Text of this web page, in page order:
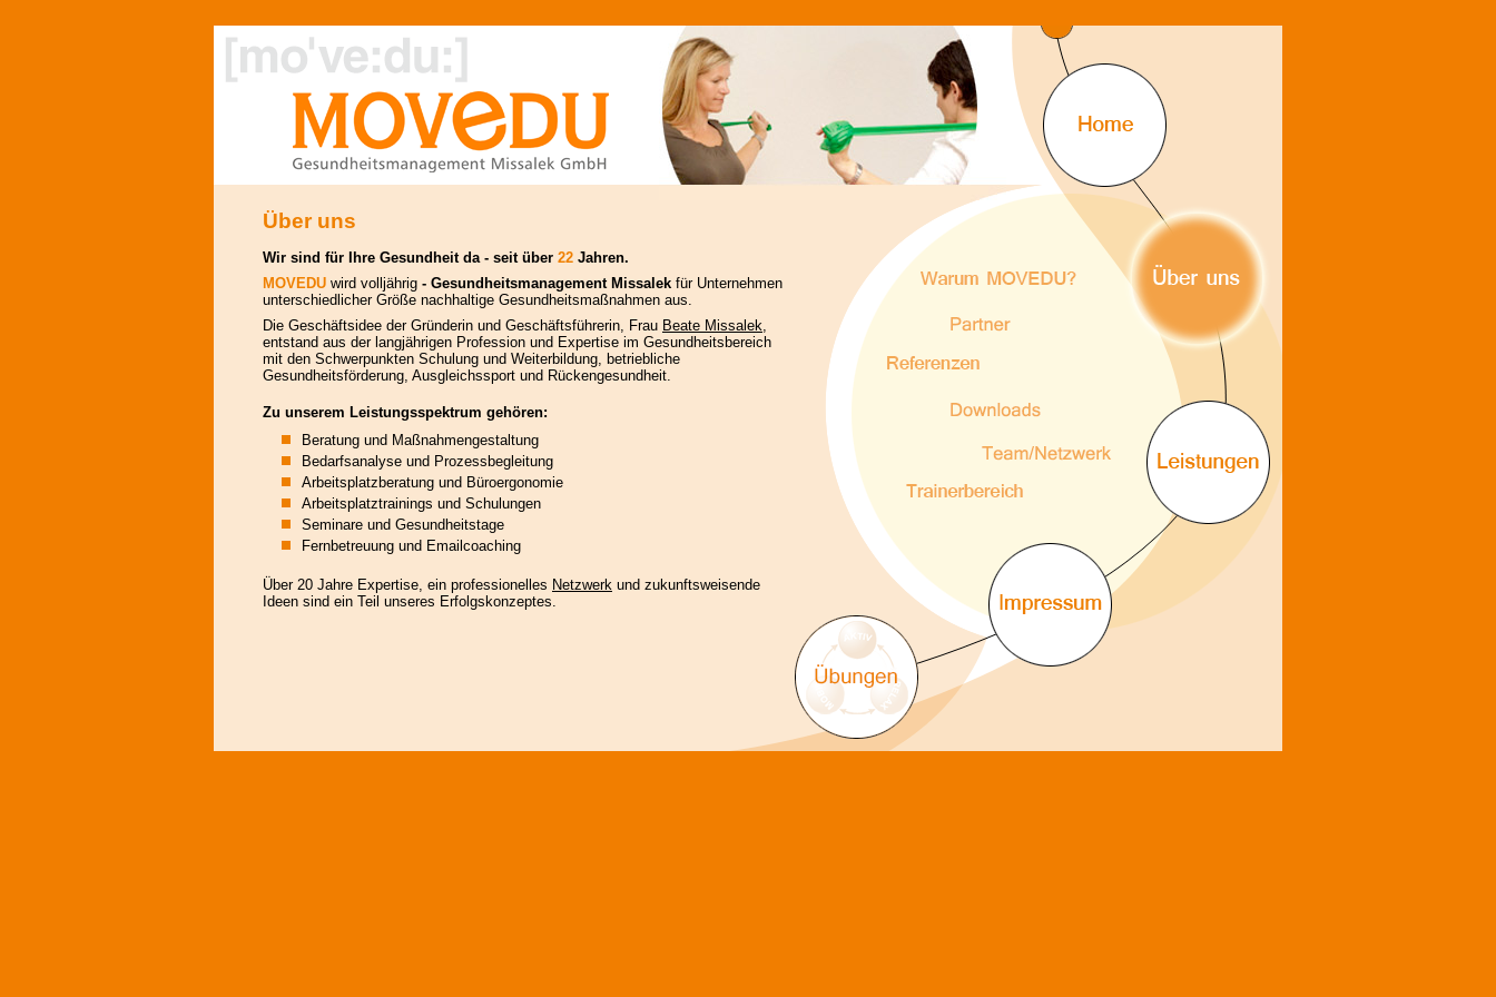
Über uns
Wir sind für Ihre Gesundheit da - seit über 22 Jahren.
MOVEDU wird volljährig - Gesundheitsmanagement Missalek für Unternehmen
unterschiedlicher Größe nachhaltige Gesundheitsmaßnahmen aus.
Die Geschäftsidee der Gründerin und Geschäftsführerin, Frau Beate Missalek,
entstand aus der langjährigen Profession und Expertise im Gesundheitsbereich
mit den Schwerpunkten Schulung und Weiterbildung, betriebliche
Gesundheitsförderung, Ausgleichssport und Rückengesundheit.
Zu unserem Leistungsspektrum gehören:
Beratung und Maßnahmengestaltung
Bedarfsanalyse und Prozessbegleitung
Arbeitsplatzberatung und Büroergonomie
Arbeitsplatztrainings und Schulungen
Seminare und Gesundheitstage
Fernbetreuung und Emailcoaching
Über 20 Jahre Expertise, ein professionelles Netzwerk und zukunftsweisende
Ideen sind ein Teil unseres Erfolgskonzeptes.